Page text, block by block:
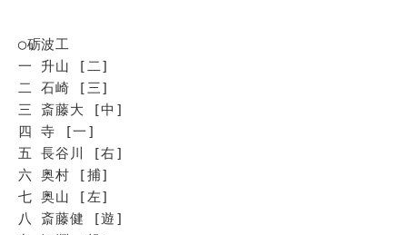
◯砺波工
一 升山 [二]
二 石崎 [三]
三 斎藤大 [中]
四 寺 [一]
五 長谷川 [右]
六 奥村 [捕]
七 奥山 [左]
八 斎藤健 [遊]